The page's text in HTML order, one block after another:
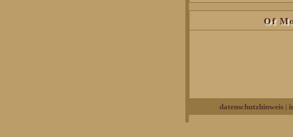
Of
datenschutzhinweis |